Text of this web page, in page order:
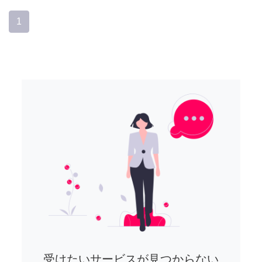
1
受けたいサービスが見つからない